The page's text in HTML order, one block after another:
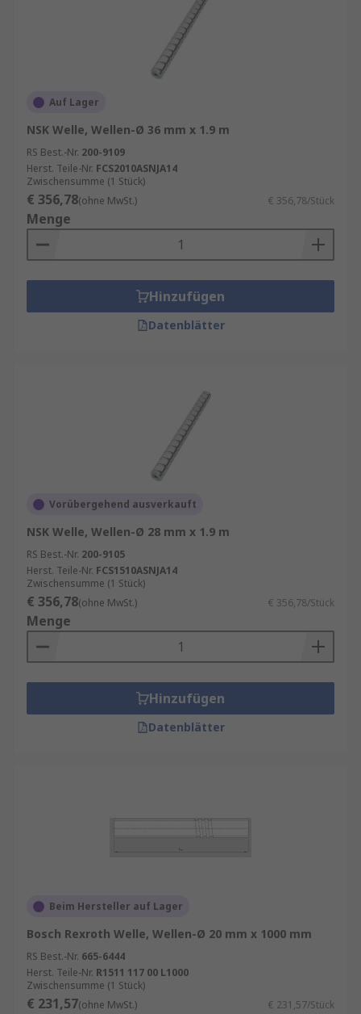
Auf Lager
NSK Welle, Wellen-Ø 36 mm x 1.9 m
RS Best.-Nr. 200-9109
Herst. Teile-Nr. FCS2010ASNJA14
Zwischensumme (1 Stück)
€ 356,78(ohne MwSt.) € 356,78/Stück
Menge
Hinzufügen
Datenblätter
Vorübergehend ausverkauft
NSK Welle, Wellen-Ø 28 mm x 1.9 m
RS Best.-Nr. 200-9105
Herst. Teile-Nr. FCS1510ASNJA14
Zwischensumme (1 Stück)
€ 356,78(ohne MwSt.) € 356,78/Stück
Menge
Hinzufügen
Datenblätter
Beim Hersteller auf Lager
Bosch Rexroth Welle, Wellen-Ø 20 mm x 1000 mm
RS Best.-Nr. 665-6444
Herst. Teile-Nr. R1511 117 00 L1000
Zwischensumme (1 Stück)
€ 231,57(ohne MwSt.) € 231,57/Stück